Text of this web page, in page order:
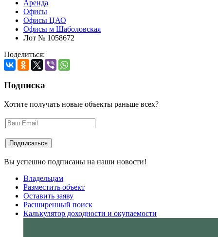
Аренда
Офисы
Офисы ЦАО
Офисы м Шаболовская
Лот № 1058672
Поделиться:
Подписка
Хотите получать новые объекты раньше всех?
Вы успешно подписаны на наши новости!
Владельцам
Разместить объект
Оставить заяву
Расширенный поиск
Калькулятор доходности и окупаемости